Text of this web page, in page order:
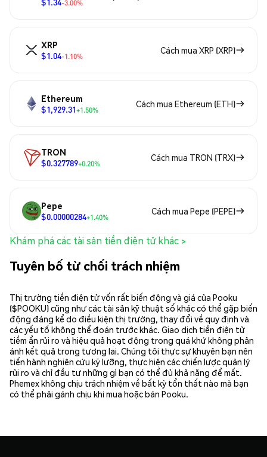
-3.00%
XRP
$1.04-1.10%
Cách mua XRP (XRP)
Ethereum
$1,929.31+1.50%
Cách mua Ethereum (ETH)
TRON
$0.327789+0.20%
Cách mua TRON (TRX)
Pepe
$0.00000284+1.40%
Cách mua Pepe (PEPE)
Khám phá các tài sản tiền điện tử khác >
Tuyên bố từ chối trách nhiệm
Thị trường tiền điện tử vốn rất biến động và giá của Pooku
($POOKU) cũng như các tài sản kỹ thuật số khác có thể gặp biến
động đáng kể do điều kiện thị trường, thay đổi về quy định và
các yếu tố không thể đoán trước khác. Giao dịch tiền điện tử
tiềm ẩn rủi ro và hiệu quả hoạt động trong quá khứ không phản
ánh kết quả trong tương lai. Chúng tôi thực sự khuyên bạn nên
tiến hành nghiên cứu kỹ lưỡng, thực hiện các chiến lược quản lý
rủi ro và chỉ đầu tư những gì bạn có thể đủ khả năng để mất.
Phemex không chịu trách nhiệm về bất kỳ tổn thất nào mà bạn
có thể phải gánh chịu khi mua hoặc bán Pooku.